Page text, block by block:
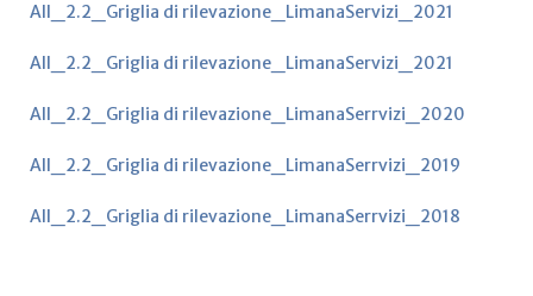
All_2.2_Griglia di rilevazione_LimanaServizi_2021
All_2.2_Griglia di rilevazione_LimanaServizi_2021
All_2.2_Griglia di rilevazione_LimanaSerrvizi_2020
All_2.2_Griglia di rilevazione_LimanaSerrvizi_2019
All_2.2_Griglia di rilevazione_LimanaSerrvizi_2018